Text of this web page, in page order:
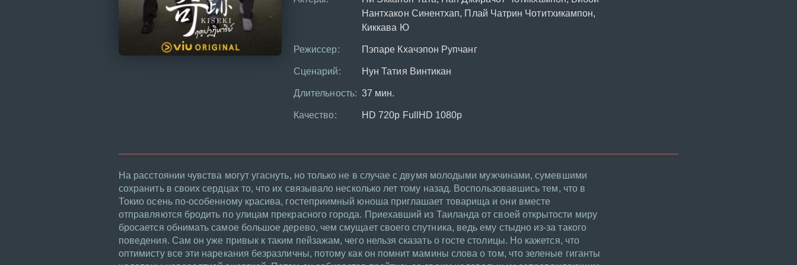
Нантхакон Синентхап, Плай Чатрин Чотитхикампон,
Киккава Ю
Режиссер: Пэпаре Кхачэпон Рупчанг
Сценарий: Нун Татия Винтикан
Длительность: 37 мин.
Качество: HD 720p FullHD 1080p
На расстоянии чувства могут угаснуть, но только не в случае с двумя молодыми мужчинами, сумевшими
сохранить в своих сердцах то, что их связывало несколько лет тому назад. Воспользовавшись тем, что в
Токио осень по-особенному красива, гостеприимный юноша приглашает товарища и они вместе
отправляются бродить по улицам прекрасного города. Приехавший из Таиланда от своей открытости миру
бросается обнимать самое большое дерево, чем смущает своего спутника, ведь ему стыдно из-за такого
поведения. Сам он уже привык к таким пейзажам, чего нельзя сказать о госте столицы. Но кажется, что
оптимисту все эти нарекания безразличны, потому как он помнит мамины слова о том, что зеленые гиганты